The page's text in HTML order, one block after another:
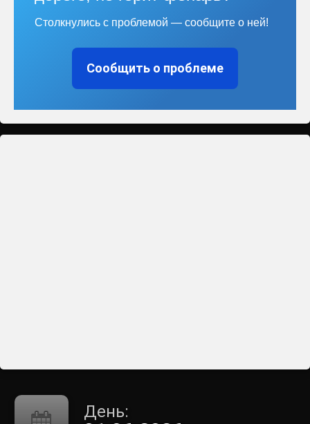
Столкнулись с проблемой — сообщите о ней!
Сообщить о проблеме
День: